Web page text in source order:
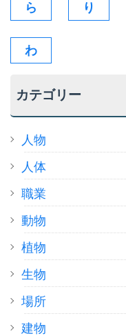
ら り
わ
カテゴリー
人物
人体
職業
動物
植物
生物
場所
建物